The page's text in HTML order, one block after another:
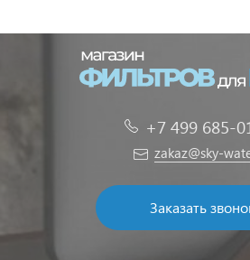
+7 499 685-
zakaz@sky-
Заказать